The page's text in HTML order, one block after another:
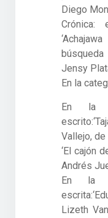
Diego
Jensy
En la
En la
Vallejo,
‘El cajón
Andrés
En la
Lizeth